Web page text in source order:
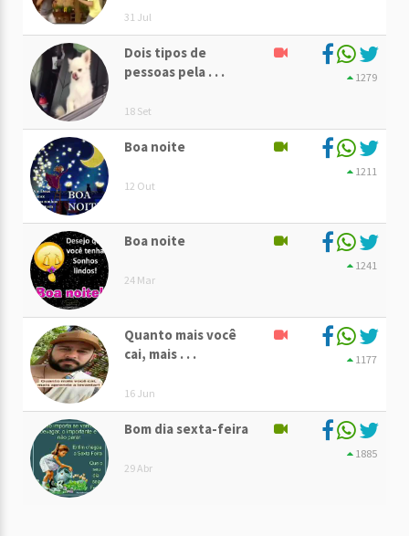
31 Jul
Dois tipos de
pessoas pela . . .
18 Set
1279
Boa noite
12 Out
1211
Boa noite
24 Mar
1241
Quanto mais você
cai, mais . . .
16 Jun
1177
Bom dia sexta-feira
29 Abr
1885